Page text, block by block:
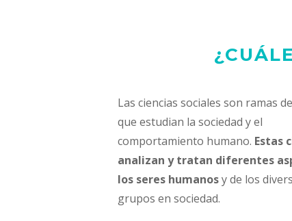
Las ciencias sociales son ramas
que estudian la sociedad y el
comportamiento humano. Estas
analizan y tratan diferentes
los seres humanosy de los
grupos en sociedad.